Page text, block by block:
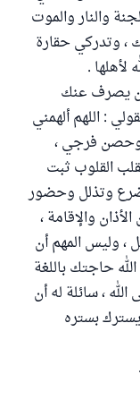
والنار والموت
، وتدركي حقارة
لأهلها .
أن يصرف عنك
: اللهم ألهمني
وحصن فرجي ،
القلوب ثبت
وتذلل وحضور
والإقامة ،
، وليس المهم أن
حاجتك باللغة
، سائلة له أن
بستره